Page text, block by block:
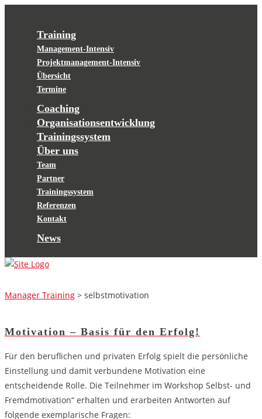
Training
Management-Intensiv
Projektmanagement-Intensiv
Übersicht
Termine
Coaching
Organisationsentwicklung
Trainingssystem
Über uns
Team
Partner
Trainingssystem
Referenzen
Kontakt
News
Manager Training > selbstmotivation
Motivation – Basis für den Erfolg!
Für den beruflichen und privaten Erfolg spielt die persönliche
Einstellung und damit verbundene Motivation eine
entscheidende Rolle. Die Teilnehmer im Workshop Selbst- und
Fremdmotivation“ erhalten und erarbeiten Antworten auf
folgende exemplarische Fragen: